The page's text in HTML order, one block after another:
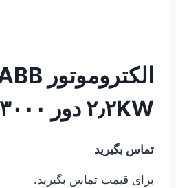
۲٫۲KW دور ۳۰۰۰
تماس بگیرید
برای قیمت تماس بگیرید.